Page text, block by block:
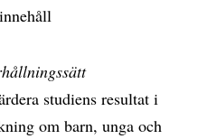
studiens resultat i
om barn, unga och